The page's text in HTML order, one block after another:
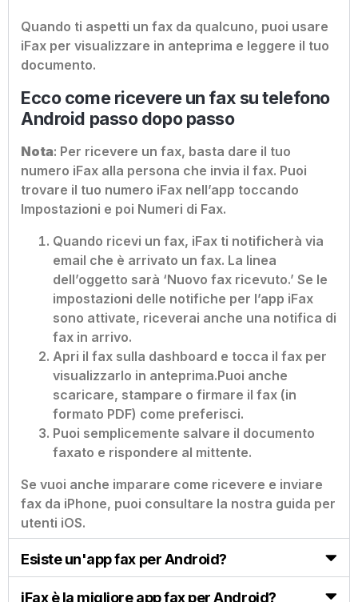
Quando ti aspetti un fax da qualcuno, puoi usare
iFax per visualizzare in anteprima e leggere il tuo
documento.
Ecco come ricevere un fax su telefono
Android passo dopo passo
Nota: Per ricevere un fax, basta dare il tuo
numero iFax alla persona che invia il fax. Puoi
trovare il tuo numero iFax nell’app toccando
Impostazioni e poi Numeri di Fax.
Quando ricevi un fax, iFax ti notificherà via
email che è arrivato un fax. La linea
dell’oggetto sarà ‘Nuovo fax ricevuto.’ Se le
impostazioni delle notifiche per l’app iFax
sono attivate, riceverai anche una notifica di
fax in arrivo.
Apri il fax sulla dashboard e tocca il fax per
visualizzarlo in anteprima.Puoi anche
scaricare, stampare o firmare il fax (in
formato PDF) come preferisci.
Puoi semplicemente salvare il documento
faxato e rispondere al mittente.
Se vuoi anche imparare come ricevere e inviare
fax da iPhone, puoi consultare la nostra guida per
utenti iOS.
Esiste un'app fax per Android?
iFax è la migliore app fax per Android?